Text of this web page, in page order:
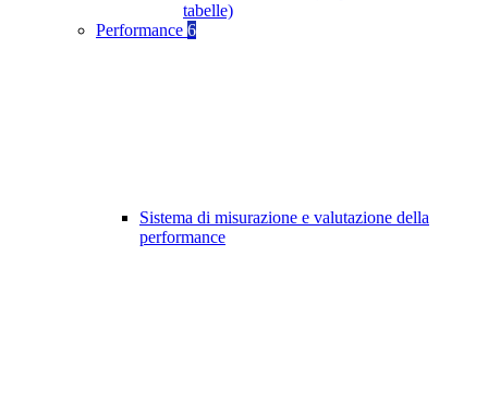
tabelle)
Performance 6
Sistema di misurazione e valutazione della
performance